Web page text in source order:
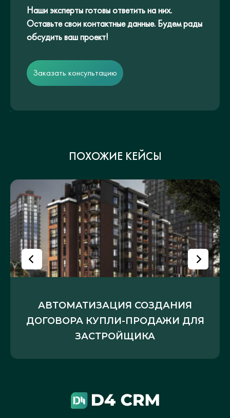
Наши эксперты готовы ответить на них.
Оставьте свои контактные данные. Будем рады
обсудить ваш проект!
Заказать консультацию
ПОХОЖИЕ КЕЙСЫ
АВТОМАТИЗАЦИЯ СОЗДАНИЯ
ДОГОВОРА КУПЛИ-ПРОДАЖИ ДЛЯ
ЗАСТРОЙЩИКА